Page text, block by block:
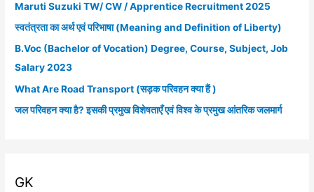
h
f
o
r
:
Maruti Suzuki TW/ CW / Apprentice Recruitment 2025
स्वतंत्रता का अर्थ एवं परिभाषा (Meaning and Definition of Liberty)
B.Voc (Bachelor of Vocation) Degree, Course, Subject, Job
Salary 2023
What Are Road Transport (सड़क परिवहन क्या हैं )
जल परिवहन क्या है? इसकी प्रमुख विशेषताएँ एवं विश्व के प्रमुख आंतरिक जलमार्ग
GK